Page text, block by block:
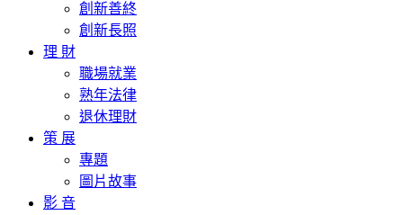
創新善終
創新長照
理 財
職場就業
熟年法律
退休理財
策 展
專題
圖片故事
影 音